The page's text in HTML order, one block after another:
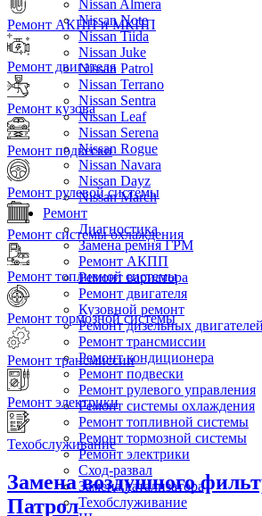
Nissan Almera
Nissan Note
Nissan Tiida
Nissan Juke
Nissan Patrol
Nissan Terrano
Nissan Sentra
Nissan Leaf
Nissan Serena
Nissan Rogue
Nissan Navara
Nissan Dayz
Nissan March
Ремонт
Диагностика
Замена ремня ГРМ
Ремонт АКПП
Ремонт вариатора
Ремонт двигателя
Кузовной ремонт
Ремонт дизельных двигателей
Ремонт трансмиссии
Ремонт кондиционера
Ремонт подвески
Ремонт рулевого управления
Ремонт системы охлаждения
Ремонт топливной системы
Ремонт тормозной системы
Ремонт электрики
Сход-развал
Замена катализатора
Техобслуживание
Ремонт АКПП и МКПП
Ремонт двигателя
Ремонт кузова
Ремонт подвески
Ремонт рулевой системы
Ремонт системы охлаждения
Ремонт топливной системы
Ремонт тормозной системы
Ремонт трансмиссии
Ремонт электрики
Техобслуживание
Замена воздушного
Патрол